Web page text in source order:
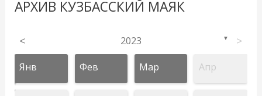
АРХИВ КУЗБАССКИЙ МАЯК
< 2023 ▼ >
Янв Фев Мар Апр